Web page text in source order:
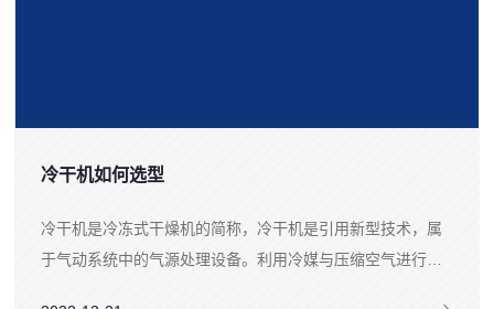
冷干机如何选型
冷干机是冷冻式干燥机的简称，冷干机是引用新型技术，属
于气动系统中的气源处理设备。利用冷媒与压缩空气进行热